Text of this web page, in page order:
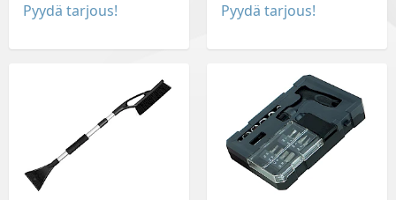
Pyydä tarjous! Pyydä tarjous!